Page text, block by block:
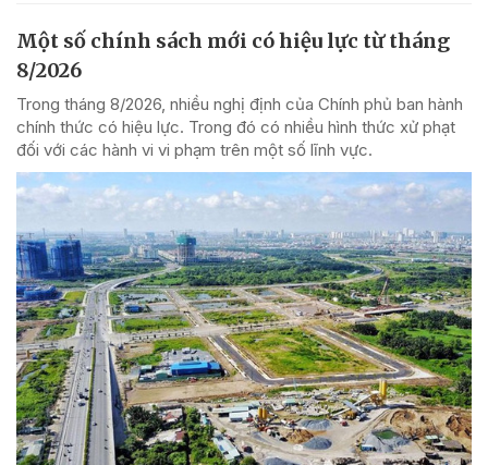
Một số chính sách mới có hiệu lực từ tháng
8/2026
Trong tháng 8/2026, nhiều nghị định của Chính phủ ban hành
chính thức có hiệu lực. Trong đó có nhiều hình thức xử phạt
đối với các hành vi vi phạm trên một số lĩnh vực.